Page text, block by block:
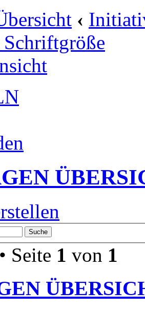
‹
Seite 1 von 1